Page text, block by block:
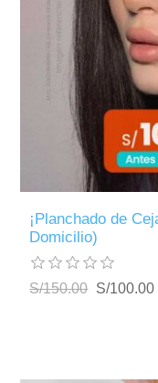
¡Planchado de
Domicilio)
S/150.00 S/100.00